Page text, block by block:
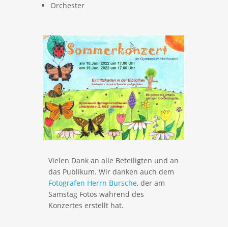
Orchester
Vielen Dank an alle Beteiligten und an
das Publikum. Wir danken auch dem
Fotografen Herrn Bursche, der am
Samstag Fotos während des
Konzertes erstellt hat.